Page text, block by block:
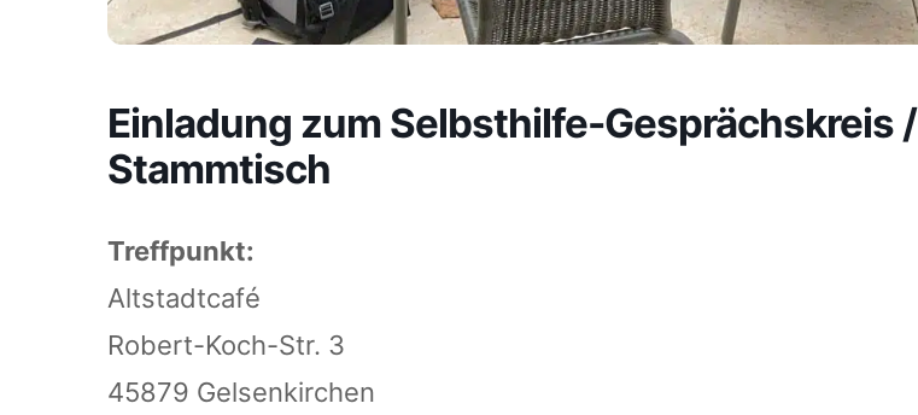
Einladung zum Selbsthilfe-Gesprächskreis /
Stammtisch
Treffpunkt:
Altstadtcafé
Robert-Koch-Str. 3
45879 Gelsenkirchen